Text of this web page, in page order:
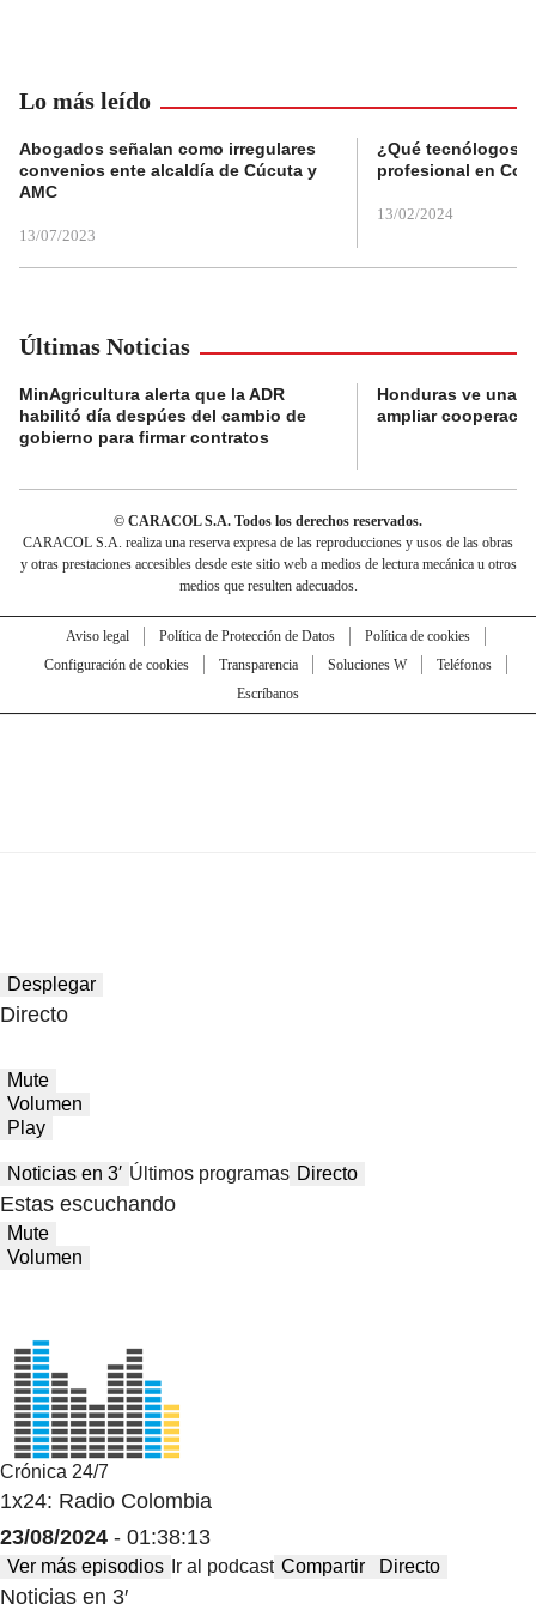
Lo más leído
Abogados señalan como irregulares
convenios ente alcaldía de Cúcuta y
AMC
13/07/2023
¿Qué tecnólogos
profesional en
13/02/2024
Últimas Noticias
MinAgricultura alerta que la ADR
habilitó día despúes del cambio de
gobierno para firmar contratos
Honduras ve una
ampliar
© CARACOL S.A. Todos los derechos reservados.
CARACOL S.A. realiza una reserva expresa de las reproducciones y usos de las obras
y otras prestaciones accesibles desde este sitio web a medios de lectura mecánica u otros
medios que resulten adecuados.
Aviso legal Política de Protección de Datos
Política de cookies
Configuración de cookies
Transparencia Soluciones W
Teléfonos
Escríbanos
Desplegar
Directo
Mute
Volumen
Play
Noticias en 3′ Últimos programas Directo
Estas escuchando
Mute
Volumen
Crónica 24/7
1x24: Radio Colombia
23/08/2024 - 01:38:13
Ver más episodios Ir al podcast Compartir Directo
Noticias en 3′